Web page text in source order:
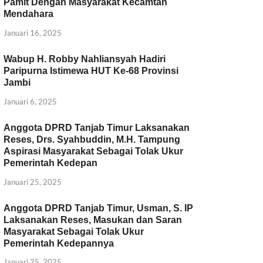
Pamit Dengan Masyarakat Kecamtan
Mendahara
Januari 16, 2025
Wabup H. Robby Nahliansyah Hadiri
Paripurna Istimewa HUT Ke-68 Provinsi
Jambi
Januari 6, 2025
Anggota DPRD Tanjab Timur Laksanakan
Reses, Drs. Syahbuddin, M.H. Tampung
Aspirasi Masyarakat Sebagai Tolak Ukur
Pemerintah Kedepan
Januari 25, 2025
Anggota DPRD Tanjab Timur, Usman, S. IP
Laksanakan Reses, Masukan dan Saran
Masyarakat Sebagai Tolak Ukur
Pemerintah Kedepannya